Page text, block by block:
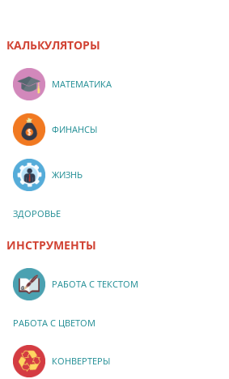
КАЛЬКУЛЯТОРЫ
МАТЕМАТИКА
ФИНАНСЫ
ЖИЗНЬ
ЗДОРОВЬЕ
ИНСТРУМЕНТЫ
РАБОТА С ТЕКСТОМ
РАБОТА С ЦВЕТОМ
КОНВЕРТЕРЫ